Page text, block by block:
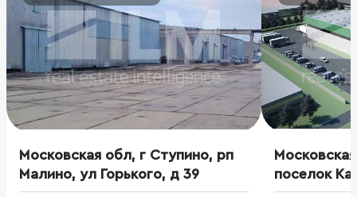
Московская обл, г Ступино, рп
Малино, ул Горького, д 39
поселок